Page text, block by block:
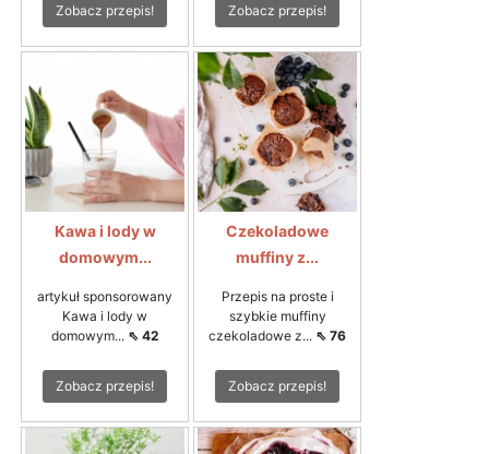
Zobacz przepis! Zobacz przepis!
Kawa i lody w
domowym...
artykuł sponsorowany
Kawa i lody w
domowym... ⇖ 42
Zobacz przepis!
Czekoladowe
muffiny z...
Przepis na proste i
szybkie muffiny
czekoladowe z... ⇖ 76
Zobacz przepis!